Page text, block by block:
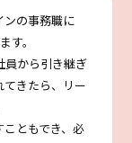
ンの事務職に
す。
員から引き継ぎ
てきたら、リー
ともでき、必